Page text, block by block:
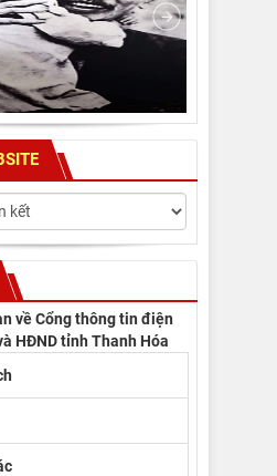
về Cổng thông tin điện
HĐND tỉnh Thanh Hóa